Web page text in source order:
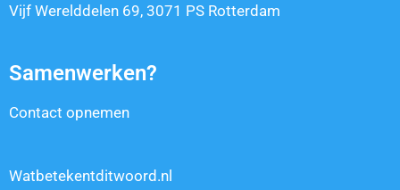
Vijf Werelddelen 69, 3071 PS Rotterdam
Samenwerken?
Contact opnemen
Watbetekentditwoord.nl